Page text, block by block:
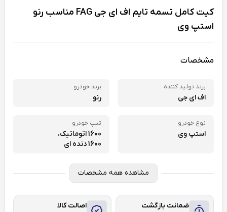
کیت کامل تسمه تایم اف ای جی FAG مناسب رنو
استپ وی
مشخصات
برند تولید کننده
اف ای جی
برند خودرو
رنو
نوع خودرو
استپ وی
تیپ خودرو
1600 اتوماتیک،
1600 دنده ای
مشاهده همه مشخصات
ضمانت بازگشت اصالت کالا